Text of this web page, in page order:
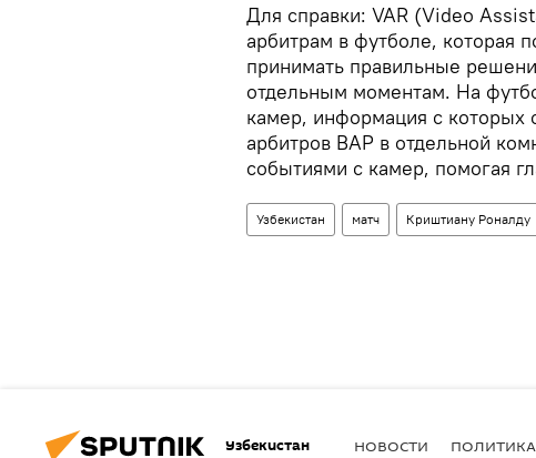
Для справки: VAR (Video
арбитрам в футболе, которая
принимать правильные
отдельным моментам. На
камер, информация с которых
арбитров ВАР в отдельной
событиями с камер, помогая
Узбекистан матч Криштиану Роналду
Узбекистан НОВОСТИ ПОЛИТИКА